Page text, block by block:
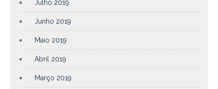
Julho 2019
Junho 2019
Maio 2019
Abril 2019
Março 2019